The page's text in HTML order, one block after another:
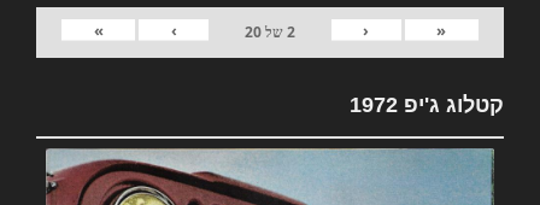
«
‹
2של20
›
»
קטלוג ג'יפ 1972